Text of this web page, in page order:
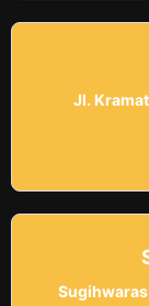
Jl.